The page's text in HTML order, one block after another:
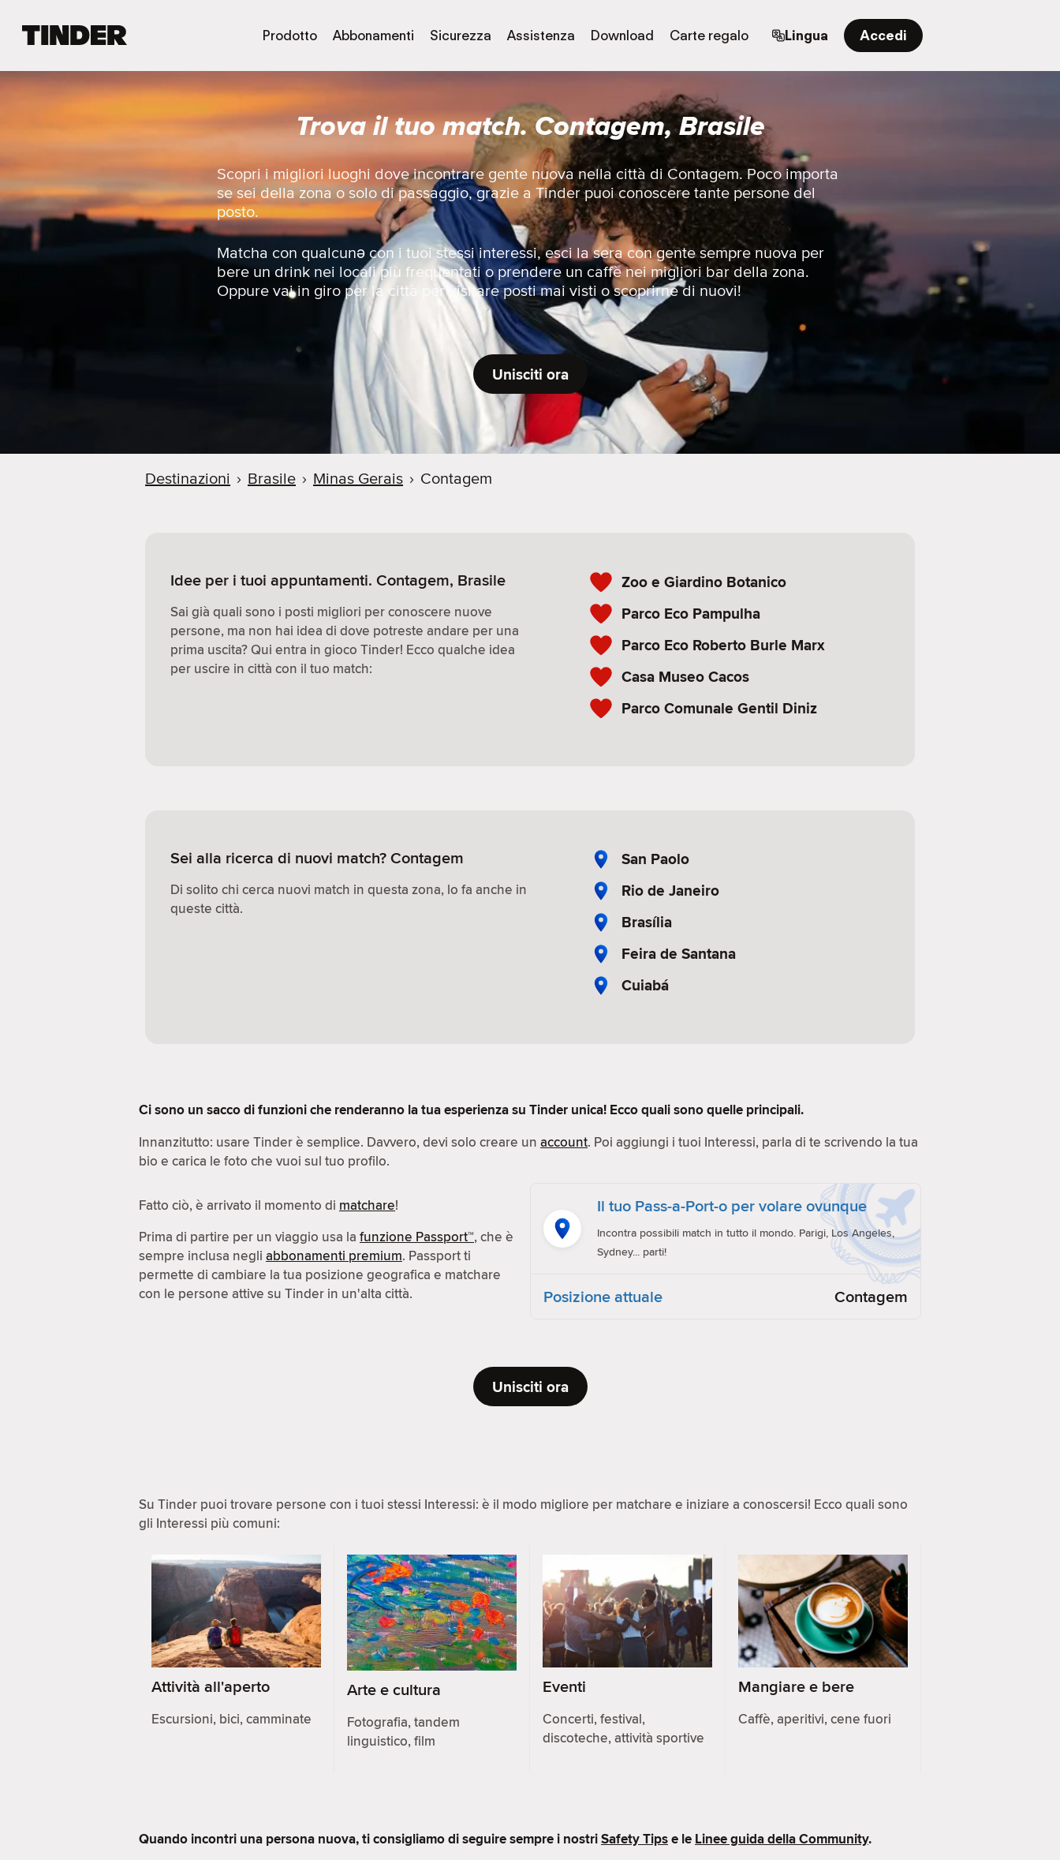
e
e
r
Prodotto Abbonamenti Sicurezza Assistenza Download Carte regalo Lingua Accedi
Trova il tuo match. Contagem, Brasile
Scopri i migliori luoghi dove incontrare gente nuova nella città di Contagem. Poco importa
se sei della zona o solo di passaggio, grazie a Tinder puoi conoscere tante persone del
posto.
Matcha con qualcunə con i tuoi stessi interessi, esci la sera con gente sempre nuova per
bere un drink nei locali più frequentati o prendere un caffè nei migliori bar della zona.
Oppure vai in giro per la città per visitare posti mai visti o scoprirne di nuovi!
Unisciti ora
Destinazioni › Brasile › Minas Gerais › Contagem
Idee per i tuoi appuntamenti. Contagem, Brasile
Sai già quali sono i posti migliori per conoscere nuove
persone, ma non hai idea di dove potreste andare per una
prima uscita? Qui entra in gioco Tinder! Ecco qualche idea
per uscire in città con il tuo match:
Zoo e Giardino Botanico
Parco Eco Pampulha
Parco Eco Roberto Burle Marx
Casa Museo Cacos
Parco Comunale Gentil Diniz
Sei alla ricerca di nuovi match? Contagem
Di solito chi cerca nuovi match in questa zona, lo fa anche in
queste città.
San Paolo
Rio de Janeiro
Brasília
Feira de Santana
Cuiabá
Ci sono un sacco di funzioni che renderanno la tua esperienza su Tinder unica! Ecco quali sono quelle principali.
Innanzitutto: usare Tinder è semplice. Davvero, devi solo creare un account. Poi aggiungi i tuoi Interessi, parla di te scrivendo la tua
bio e carica le foto che vuoi sul tuo profilo.
Fatto ciò, è arrivato il momento di matchare!
Prima di partire per un viaggio usa la funzione Passport™, che è
sempre inclusa negli abbonamenti premium. Passport ti
permette di cambiare la tua posizione geografica e matchare
con le persone attive su Tinder in un'alta città.
Il tuo Pass-a-Port-o per volare ovunque
Incontra possibili match in tutto il mondo. Parigi, Los Angeles,
Sydney... parti!
Posizione attuale Contagem
Unisciti ora
Su Tinder puoi trovare persone con i tuoi stessi Interessi: è il modo migliore per matchare e iniziare a conoscersi! Ecco quali sono
gli Interessi più comuni:
Attività all'aperto
Escursioni, bici, camminate
Arte e cultura
Fotografia, tandem
linguistico, film
Eventi
Concerti, festival,
discoteche, attività sportive
Mangiare e bere
Caffè, aperitivi, cene fuori
Quando incontri una persona nuova, ti consigliamo di seguire sempre i nostriSafety Tipse le Linee guida della Community.